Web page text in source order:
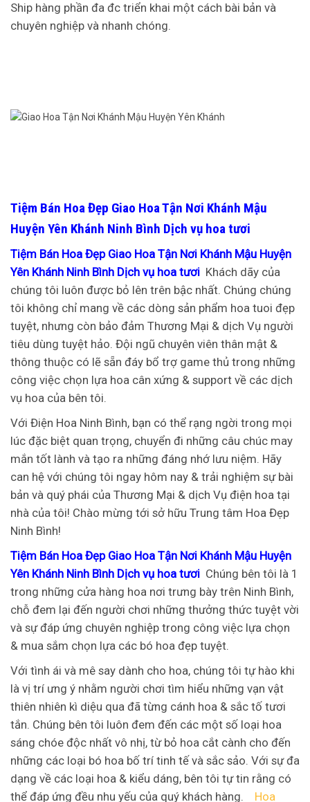
Ship hàng phần đa đc triển khai một cách bài bản và
chuyên nghiệp và nhanh chóng.
Tiệm Bán Hoa Đẹp Giao Hoa Tận Nơi Khánh Mậu
Huyện Yên Khánh Ninh Bình Dịch vụ hoa tươi
Tiệm Bán Hoa Đẹp Giao Hoa Tận Nơi Khánh Mậu Huyện
Yên Khánh Ninh Bình Dịch vụ hoa tươi Khách dãy của
chúng tôi luôn được bỏ lên trên bậc nhất. Chúng chúng
tôi không chỉ mang về các dòng sản phẩm hoa tuoi đẹp
tuyệt, nhưng còn bảo đảm Thương Mại & dịch Vụ người
tiêu dùng tuyệt hảo. Đội ngũ chuyên viên thân mật &
thông thuộc có lẽ sẵn đáy bổ trợ game thủ trong những
công việc chọn lựa hoa cân xứng & support về các dịch
vụ hoa của bên tôi.
Với Điện Hoa Ninh Bình, bạn có thể rạng ngời trong mọi
lúc đặc biệt quan trọng, chuyển đi những câu chúc may
mắn tốt lành và tạo ra những đáng nhớ lưu niệm. Hãy
can hệ với chúng tôi ngay hôm nay & trải nghiệm sự bài
bản và quý phái của Thương Mại & dịch Vụ điện hoa tại
nhà của tôi! Chào mừng tới sở hữu Trung tâm Hoa Đẹp
Ninh Bình!
Tiệm Bán Hoa Đẹp Giao Hoa Tận Nơi Khánh Mậu Huyện
Yên Khánh Ninh Bình Dịch vụ hoa tươi Chúng bên tôi là 1
trong những cửa hàng hoa nơi trưng bày trên Ninh Bình,
chỗ đem lại đến người chơi những thưởng thức tuyệt vời
và sự đáp ứng chuyên nghiệp trong công việc lựa chọn
& mua sắm chọn lựa các bó hoa đẹp tuyệt.
Với tình ái và mê say dành cho hoa, chúng tôi tự hào khi
là vị trí ưng ý nhằm người chơi tìm hiểu những vạn vật
thiên nhiên kì diệu qua đã từng cánh hoa & sắc tố tươi
tắn. Chúng bên tôi luôn đem đến các một số loại hoa
sáng chóe độc nhất vô nhị, từ bỏ hoa cắt cành cho đến
những các loại bó hoa bố trí tinh tế và sắc sảo. Với sự đa
dạng về các loại hoa & kiểu dáng, bên tôi tự tin rằng có
thể đáp ứng đều nhu yếu của quý khách hàng. Hoa